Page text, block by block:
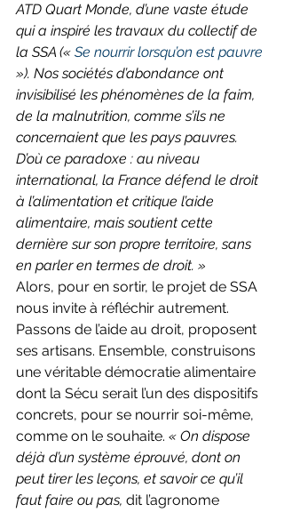
ATD Quart Monde, d’une vaste étude
qui a inspiré les travaux du collectif de
la SSA (« Se nourrir lorsqu’on est pauvre
»). Nos sociétés d’abondance ont
invisibilisé les phénomènes de la faim,
de la malnutrition, comme s’ils ne
concernaient que les pays pauvres.
D’où ce paradoxe : au niveau
international, la France défend le droit
à l’alimentation et critique l’aide
alimentaire, mais soutient cette
dernière sur son propre territoire, sans
en parler en termes de droit. »
Alors, pour en sortir, le projet de SSA
nous invite à réfléchir autrement.
Passons de l’aide au droit, proposent
ses artisans. Ensemble, construisons
une véritable démocratie alimentaire
dont la Sécu serait l’un des dispositifs
concrets, pour se nourrir soi-même,
comme on le souhaite. « On dispose
déjà d’un système éprouvé, dont on
peut tirer les leçons, et savoir ce qu’il
faut faire ou pas, dit l’agronome